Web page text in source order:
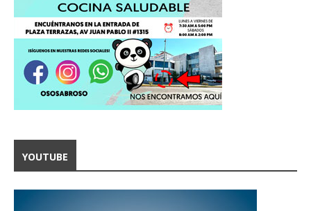
YOUTUBE